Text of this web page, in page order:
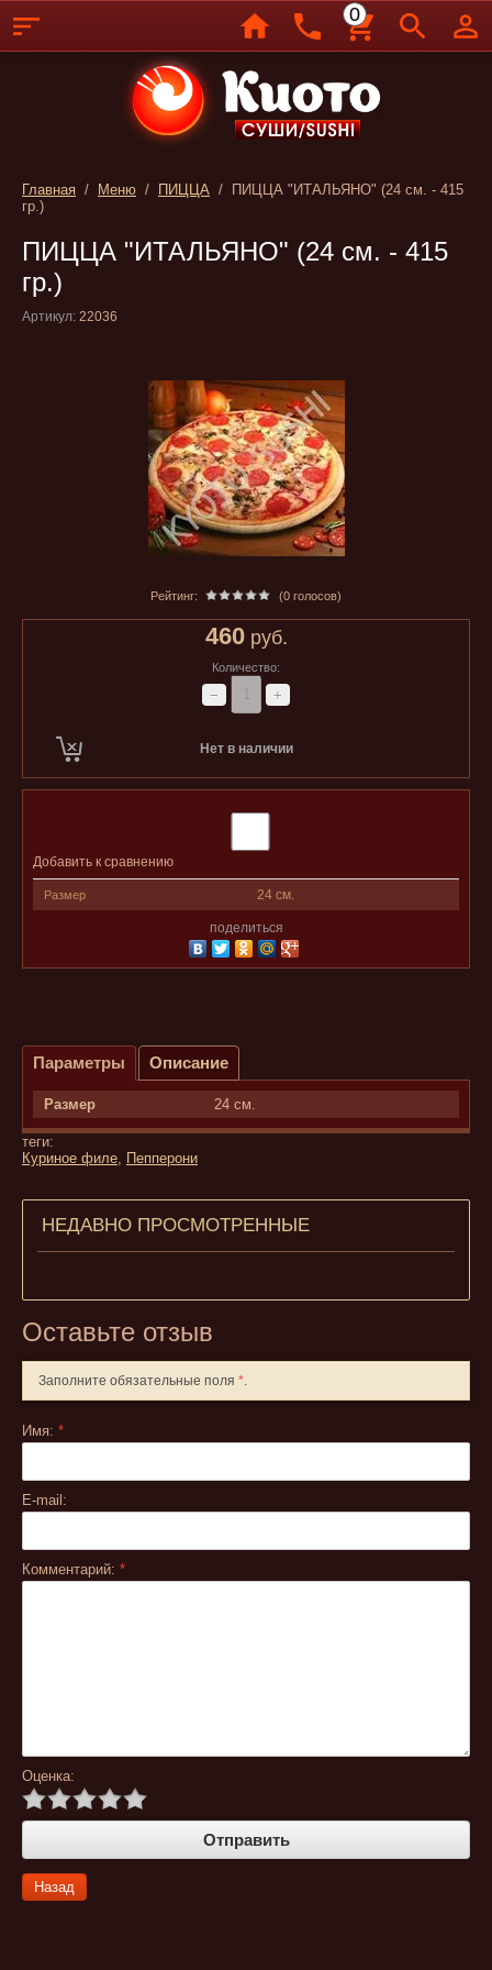
Главная / Меню / ПИЦЦА / ПИЦЦА "ИТАЛЬЯНО" (24 см. - 415
гр.)
ПИЦЦА "ИТАЛЬЯНО" (24 см. - 415
гр.)
Артикул: 22036
Рейтинг: (0 голосов)
460руб.
Количество:
− +
Нет в наличии
Добавить к сравнению
Размер 24 см.
поделиться
Параметры Описание
Размер 24 см.
теги:
Куриное филе, Пепперони
НЕДАВНО ПРОСМОТРЕННЫЕ
Оставьте отзыв
Заполните обязательные поля *.
Имя: *
E-mail:
Комментарий: *
Оценка:
Назад
0